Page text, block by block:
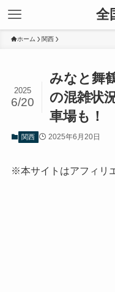
全
ホーム 関西
みなと舞
の混雑状
車場も！
2025
6/20
関西 2025年6月20日
※本サイトはアフィリ